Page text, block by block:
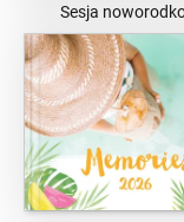
Sesja